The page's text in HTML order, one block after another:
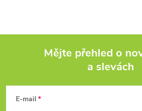
Mějte přehled o
a slevách
E-mail